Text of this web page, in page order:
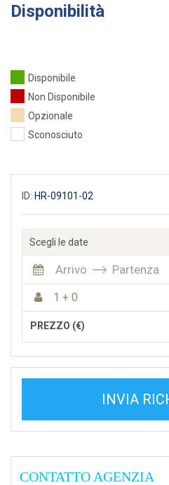
Disponibilità
Disponibile
Non Disponibile
Opzionale
Sconosciuto
ID: HR-09101-02
Scegli le date
Arrivo Partenza
1 + 0
PREZZO (€)
INVIA
CONTATTO AGENZIA